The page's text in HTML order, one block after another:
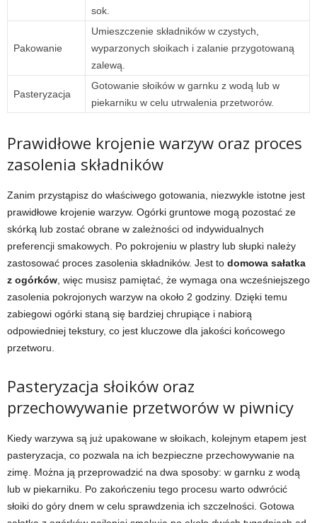
sok.
Pakowanie
Umieszczenie składników w czystych,
wyparzonych słoikach i zalanie przygotowaną
zalewą.
Pasteryzacja
Gotowanie słoików w garnku z wodą lub w
piekarniku w celu utrwalenia przetworów.
Prawidłowe krojenie warzyw oraz proces
zasolenia składników
Zanim przystąpisz do właściwego gotowania, niezwykle istotne jest
prawidłowe krojenie warzyw. Ogórki gruntowe mogą pozostać ze
skórką lub zostać obrane w zależności od indywidualnych
preferencji smakowych. Po pokrojeniu w plastry lub słupki należy
zastosować proces zasolenia składników. Jest to domowa sałatka
z ogórków , więc musisz pamiętać, że wymaga ona wcześniejszego
zasolenia pokrojonych warzyw na około 2 godziny. Dzięki temu
zabiegowi ogórki staną się bardziej chrupiące i nabiorą
odpowiedniej tekstury, co jest kluczowe dla jakości końcowego
przetworu.
Pasteryzacja słoików oraz
przechowywanie przetworów w piwnicy
Kiedy warzywa są już upakowane w słoikach, kolejnym etapem jest
pasteryzacja, co pozwala na ich bezpieczne przechowywanie na
zimę. Można ją przeprowadzić na dwa sposoby: w garnku z wodą
lub w piekarniku. Po zakończeniu tego procesu warto odwrócić
słoiki do góry dnem w celu sprawdzenia ich szczelności. Gotowa